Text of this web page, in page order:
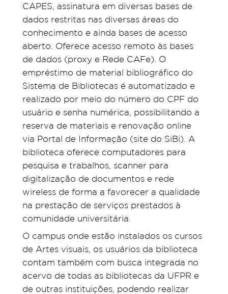
CAPES, assinatura em diversas bases de
dados restritas nas diversas áreas do
conhecimento e ainda bases de acesso
aberto. Oferece acesso remoto às bases
de dados (proxy e Rede CAFe). O
empréstimo de material bibliográfico do
Sistema de Bibliotecas é automatizado e
realizado por meio do número do CPF do
usuário e senha numérica, possibilitando a
reserva de materiais e renovação online
via Portal de Informação (site do SiBi). A
biblioteca oferece computadores para
pesquisa e trabalhos, scanner para
digitalização de documentos e rede
wireless de forma a favorecer a qualidade
na prestação de serviços prestados à
comunidade universitária.
O campus onde estão instalados os cursos
de Artes visuais, os usuários da biblioteca
contam também com busca integrada no
acervo de todas as bibliotecas da UFPR e
de outras instituições, podendo realizar